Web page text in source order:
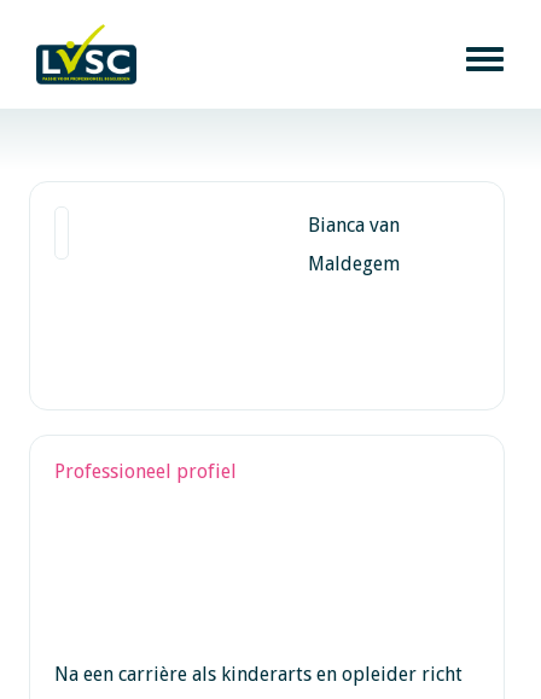
Bianca van
Maldegem
Professioneel profiel
Na een carrière als kinderarts en opleider richt